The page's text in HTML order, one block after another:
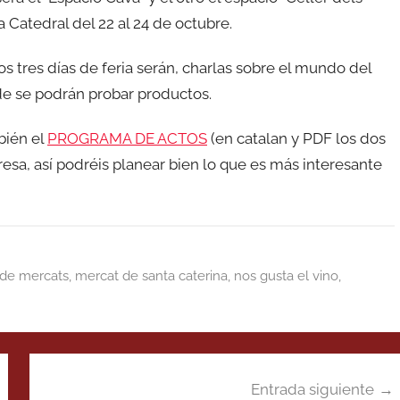
Catedral del 22 al 24 de octubre.
tres días de feria serán, charlas sobre el mundo del
se podrán probar productos.
el PROGRAMA DE ACTOS (en catalan y PDF los dos
así podréis planear bien lo que es más interesante
mercats, mercat de santa caterina, nos gusta el vino,
Entrada siguiente